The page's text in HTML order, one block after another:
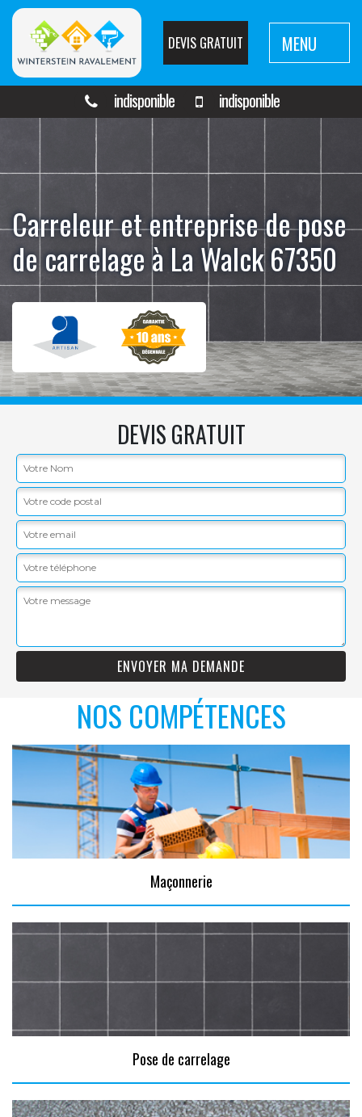
DEVIS GRATUIT MENU
indisponible indisponible
Carreleur et entreprise de pose
de carrelage à La Walck 67350
DEVIS GRATUIT
NOS COMPÉTENCES
Maçonnerie
Pose de carrelage